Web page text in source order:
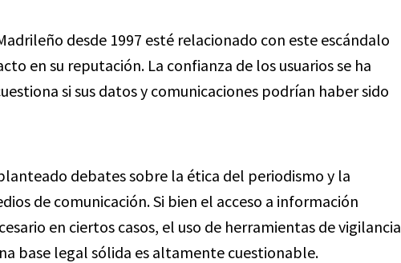
desde 1997 esté relacionado con este escándalo
en su reputación. La confianza de los usuarios se ha
si sus datos y comunicaciones podrían haber sido
debates sobre la ética del periodismo y la
de comunicación. Si bien el acceso a información
en ciertos casos, el uso de herramientas de vigilancia
base legal sólida es altamente cuestionable.